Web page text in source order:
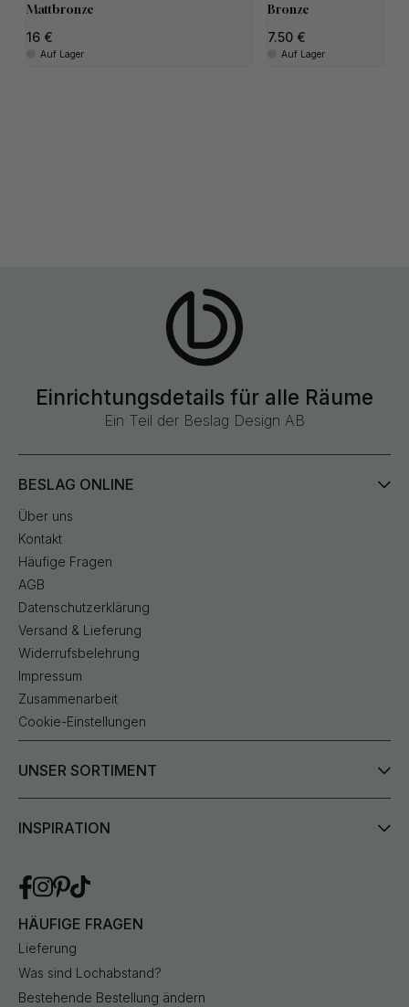
Mattbronze
16
Auf Lager
Bronze
7.50
Auf Lager
Einrichtungsdetails für alle Räume
Ein Teil der Beslag Design AB
BESLAG ONLINE
Über uns
Kontakt
Häufige Fragen
AGB
Datenschutzerklärung
Versand & Lieferung
Widerrufsbelehrung
Impressum
Zusammenarbeit
Cookie-Einstellungen
UNSER SORTIMENT
INSPIRATION
HÄUFIGE FRAGEN
Lieferung
Was sind Lochabstand?
Bestehende Bestellung ändern